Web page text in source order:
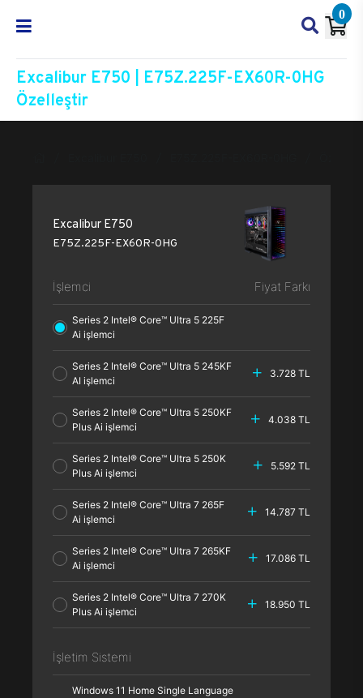
0
Excalibur E750 | E75Z.225F-EX60R-0HG
Özelleştir
Excalibur E750
E75Z.225F-EX60R-0HG
İşlemci Fiyat Farkı
Series 2 Intel® Core™ Ultra 5 225F
Ai işlemci
Series 2 Intel® Core™ Ultra 5 245KF
AI işlemci
3.728 TL
Series 2 Intel® Core™ Ultra 5 250KF
Plus Ai işlemci
4.038 TL
Series 2 Intel® Core™ Ultra 5 250K
Plus Ai işlemci
5.592 TL
Series 2 Intel® Core™ Ultra 7 265F
Ai işlemci
14.787 TL
Series 2 Intel® Core™ Ultra 7 265KF
Ai işlemci
17.086 TL
Series 2 Intel® Core™ Ultra 7 270K
Plus Ai işlemci
18.950 TL
İşletim Sistemi
Windows 11 Home Single Language